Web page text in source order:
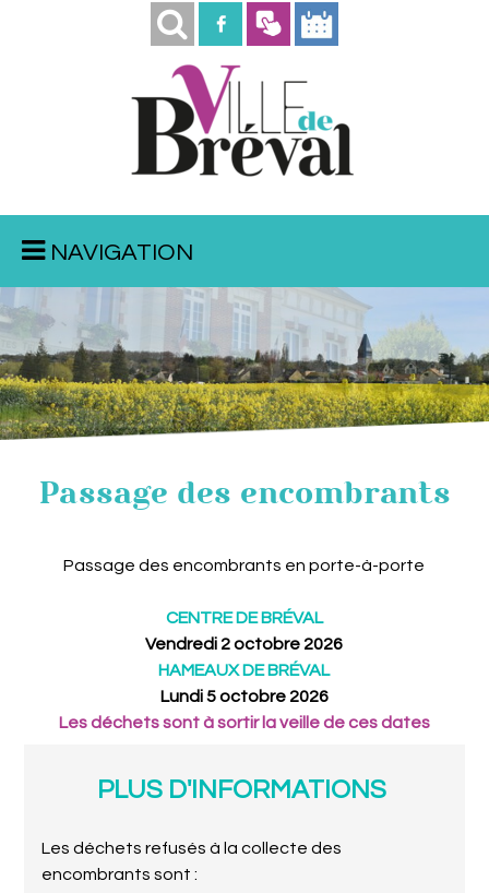
NAVIGATION
Mairie
Passage des encombrants
Passage des encombrants en porte-à-porte
CENTRE DE BRÉVAL
Vendredi 2 octobre 2026
HAMEAUX DE BRÉVAL
Lundi 5 octobre 2026
Les déchets sont à sortir la veille de ces dates
PLUS D'INFORMATIONS
Les déchets refusés à la collecte des
encombrants sont :